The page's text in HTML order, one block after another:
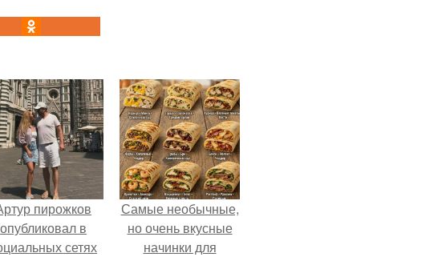
пирожков
опубликовал в
сетях
Самые необычные,
но очень вкусные
начинки для